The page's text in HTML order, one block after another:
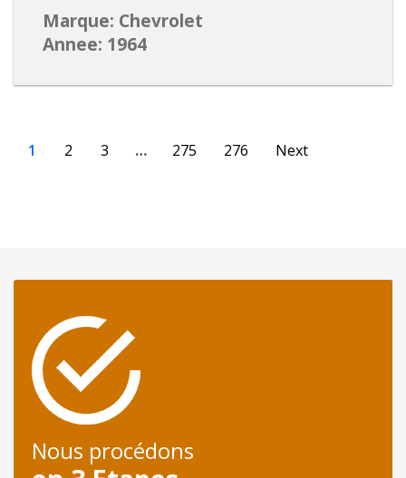
Marque: Chevrolet
Annee: 1964
1 2 3 … 275 276 Next
Nous procédons